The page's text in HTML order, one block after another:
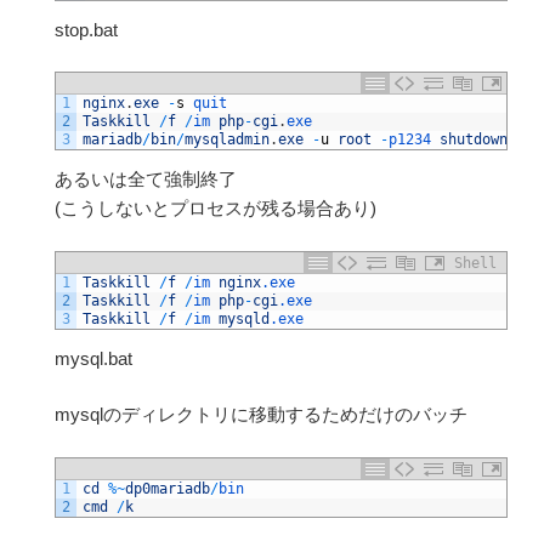
stop.bat
1
2
3
nginx.exe -s quit
Taskkill
/f /im php-cgi.exe
mariadb/bin/mysqladmin.exe -u root -p1234 shutdown
あるいは全て強制終了
(こうしないとプロセスが残る場合あり)
Shell
1
2
3
Taskkill /f /im nginx.exe
Taskkill
/f /im php-cgi .exe
Taskkill
/f /im mysqld .exe
mysql.bat
mysqlのディレクトリに移動するためだけのバッチ
1
2
cd %~dp0mariadb/bin
cmd
/k